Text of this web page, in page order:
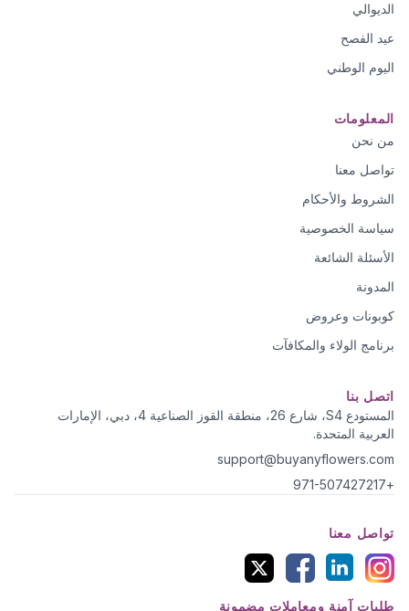
الديوالي
عيد الفصح
اليوم الوطني
المعلومات
من نحن
تواصل معنا
الشروط والأحكام
سياسة الخصوصية
الأسئلة الشائعة
المدونة
كوبونات وعروض
برنامج الولاء والمكافآت
اتصل بنا
المستودع S4، شارع 26، منطقة القوز الصناعية 4، دبي، الإمارات
العربية المتحدة.
support@buyanyflowers.com
+971-507427217
تواصل معنا
طلبات آمنة ومعاملات مضمونة